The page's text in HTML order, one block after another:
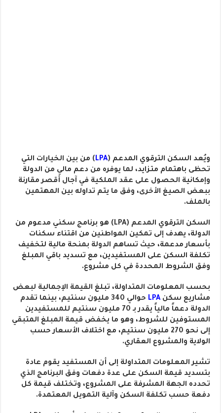
ويُعد السكن الترقوي المدعم (LPA) من بين الخيارات التي
تحظى باهتمام متزايد، لما يوفره من دعم مالي من الدولة
وإمكانية الحصول على عقد الملكية في آجال أقصر مقارنة
ببعض الصيغ الأخرى، وفق ما يتم تداوله بين المهتمين
بالملف.
السكن الترقوي المدعم (LPA) هو برنامج سكني مدعوم من
الدولة، يهدف إلى تمكين المواطنين من اقتناء سكنات
بأسعار مدعمة، حيث تساهم الدولة بمنحة مالية لتخفيف
تكلفة السكن على المستفيدين، مع تسديد باقي المبلغ
وفق الشروط المحددة في كل مشروع.
بحسب المعلومات المتداولة، تبلغ القيمة الإجمالية لبعض
مشاريع سكنLPA
حوالي 340 مليون سنتيم، بينما تقدم
الدولة دعماً مالياً يقدر بـ 70 مليون سنتيم للمستفيدين
المستوفين للشروط، وهو ما يخفض قيمة المبلغ المتبقي
إلى نحو 270 مليون سنتيم، مع اختلاف الأسعار حسب
الولاية والمشروع العقاري.
تشير المعلومات المتداولة إلى أن المستفيد يقوم عادة
بتسديد قيمة السكن على عدة دفعات وفق البرنامج الذي
تحدده الجهة المشرفة على المشروع، وتختلف قيمة كل
دفعة حسب تكلفة السكن وآلية التمويل المعتمدة.